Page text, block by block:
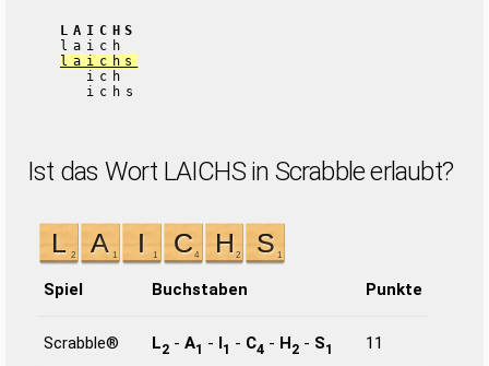
LAICHS
laich
laichs
ich
ichs
Ist das Wort LAICHS in Scrabble erlaubt?
Spiel Buchstaben Punkte
Scrabble® L2 - A1 - I1 - C4 - H2 - S1 11